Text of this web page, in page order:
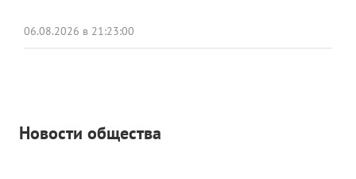
06.08.2026 в 21:23:00
Новости общества